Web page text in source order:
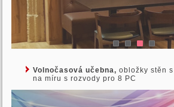
Volnočasová učebna, obložky stěn
na míru s rozvody pro 8 PC